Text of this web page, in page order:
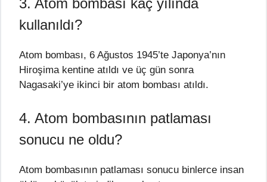
3. Atom bombası kaç yılında
kullanıldı?
Atom bombası, 6 Ağustos 1945’te Japonya’nın
Hiroşima kentine atıldı ve üç gün sonra
Nagasaki’ye ikinci bir atom bombası atıldı.
4. Atom bombasının patlaması
sonucu ne oldu?
Atom bombasının patlaması sonucu binlerce insan